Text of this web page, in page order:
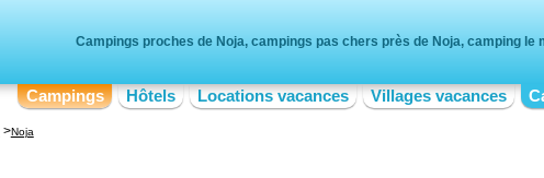
Campings proches de Noja, campings pas chers près de Noja, camping le
Campings Hôtels Locations vacances Villages vacances
Noja